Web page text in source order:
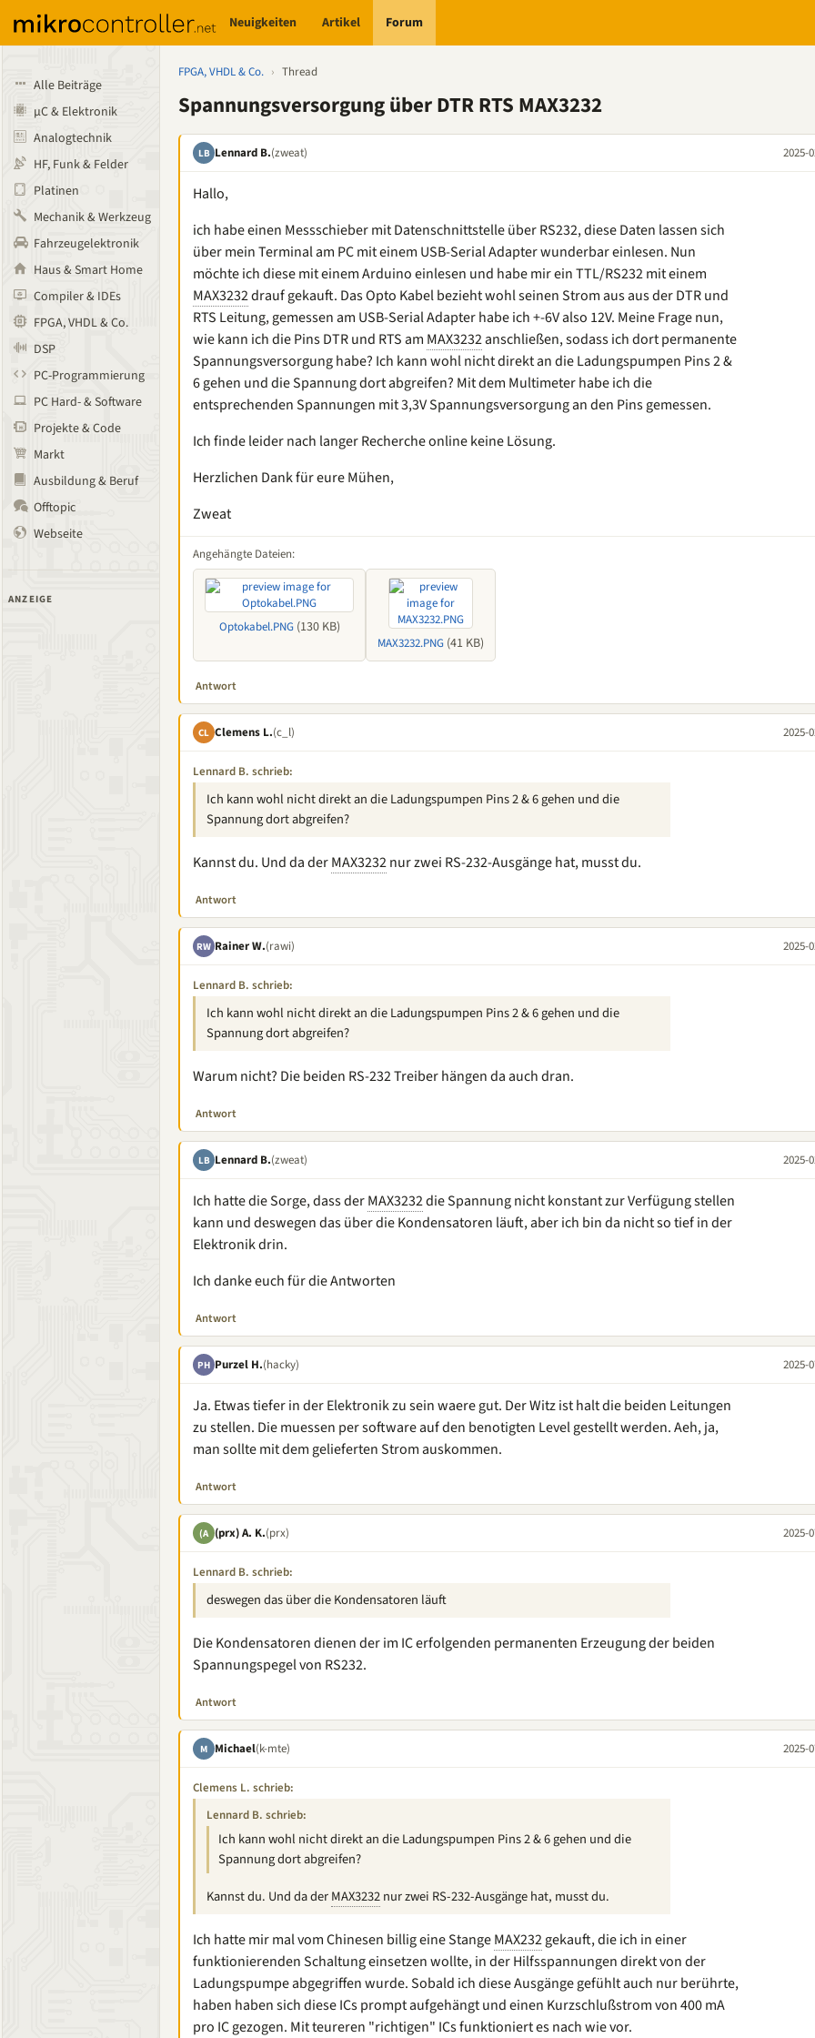
Neuigkeiten Artikel Forum
Alle Beiträge
µC & Elektronik
Analogtechnik
HF, Funk & Felder
Platinen
Mechanik & Werkzeug
Fahrzeugelektronik
Haus & Smart Home
Compiler & IDEs
FPGA, VHDL & Co.
DSP
PC-Programmierung
PC Hard- & Software
Projekte & Code
Markt
Ausbildung & Beruf
Offtopic
Webseite
ANZEIGE
FPGA, VHDL & Co. › Thread
Spannungsversorgung über DTR RTS MAX3232
LB Lennard B.(zweat) 2025-
Hallo,
ich habe einen Messschieber mit Datenschnittstelle über RS232, diese Daten lassen sich
über mein Terminal am PC mit einem USB-Serial Adapter wunderbar einlesen. Nun
möchte ich diese mit einem Arduino einlesen und habe mir ein TTL/RS232 mit einem
MAX3232drauf gekauft. Das Opto Kabel bezieht wohl seinen Strom aus aus der DTR und
RTS Leitung, gemessen am USB-Serial Adapter habe ich +-6V also 12V. Meine Frage nun,
wie kann ich die Pins DTR und RTS am MAX3232anschließen, sodass ich dort permanente
Spannungsversorgung habe? Ich kann wohl nicht direkt an die Ladungspumpen Pins 2 &
6 gehen und die Spannung dort abgreifen? Mit dem Multimeter habe ich die
entsprechenden Spannungen mit 3,3V Spannungsversorgung an den Pins gemessen.
Ich finde leider nach langer Recherche online keine Lösung.
Herzlichen Dank für eure Mühen,
Zweat
Angehängte Dateien:
Optokabel.PNG(130 KB)
MAX3232.PNG (41 KB)
Antwort
CL Clemens L.(c_l) 2025-
Lennard B. schrieb:
Ich kann wohl nicht direkt an die Ladungspumpen Pins 2 & 6 gehen und die
Spannung dort abgreifen?
Kannst du. Und da derMAX3232nur zwei RS-232-Ausgänge hat, musst du.
Antwort
RW Rainer W.(rawi) 2025-
Lennard B. schrieb:
Ich kann wohl nicht direkt an die Ladungspumpen Pins 2 & 6 gehen und die
Spannung dort abgreifen?
Warum nicht? Die beiden RS-232 Treiber hängen da auch dran.
Antwort
LB Lennard B.(zweat) 2025-
Ich hatte die Sorge, dass derMAX3232die Spannung nicht konstant zur Verfügung stellen
kann und deswegen das über die Kondensatoren läuft, aber ich bin da nicht so tief in der
Elektronik drin.
Ich danke euch für die Antworten
Antwort
PH Purzel H.(hacky) 2025-
Ja. Etwas tiefer in der Elektronik zu sein waere gut. Der Witz ist halt die beiden Leitungen
zu stellen. Die muessen per software auf den benotigten Level gestellt werden. Aeh, ja,
man sollte mit dem gelieferten Strom auskommen.
Antwort
(A (prx) A. K.(prx) 2025-
Lennard B. schrieb:
deswegen das über die Kondensatoren läuft
Die Kondensatoren dienen der im IC erfolgenden permanenten Erzeugung der beiden
Spannungspegel von RS232.
Antwort
M Michael(k-mte) 2025-
Clemens L. schrieb:
Lennard B. schrieb:
Ich kann wohl nicht direkt an die Ladungspumpen Pins 2 & 6 gehen und die
Spannung dort abgreifen?
Kannst du. Und da derMAX3232nur zwei RS-232-Ausgänge hat, musst du.
Ich hatte mir mal vom Chinesen billig eine StangeMAX232gekauft, die ich in einer
funktionierenden Schaltung einsetzen wollte, in der Hilfsspannungen direkt von der
Ladungspumpe abgegriffen wurde. Sobald ich diese Ausgänge gefühlt auch nur berührte,
haben haben sich diese ICs prompt aufgehängt und einen Kurzschlußstrom von 400 mA
pro IC gezogen. Mit teureren "richtigen" ICs funktioniert es nach wie vor.